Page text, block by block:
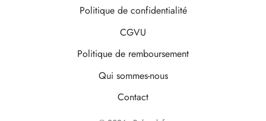
Politique de confidentialité
CGVU
Politique de remboursement
Qui sommes-nous
Contact